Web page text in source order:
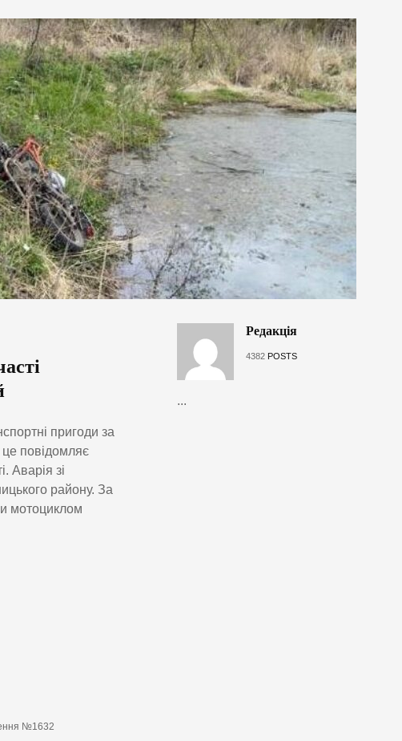
пригоди за
це повідомляє
Аварія зі
району. За
мотоциклом
Редакція
4382 POSTS
...
№1632